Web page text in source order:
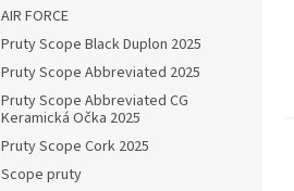
AIR FORCE
Pruty Scope Black Duplon 2025
Pruty Scope Abbreviated 2025
Pruty Scope Abbreviated CG
Keramická Očka 2025
Pruty Scope Cork 2025
Scope pruty